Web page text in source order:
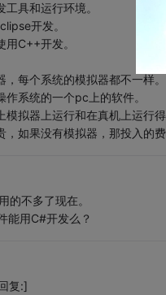
具和运行环境。
开发。
C++开发。
每个系统的模拟器都不一样。
系统的一个pc上的软件。
拟器上运行和在真机上运行得
如果没有模拟器，那投入的费
不多了现在。
能用C#开发么？
复:]